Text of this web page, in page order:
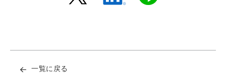
一覧に戻る